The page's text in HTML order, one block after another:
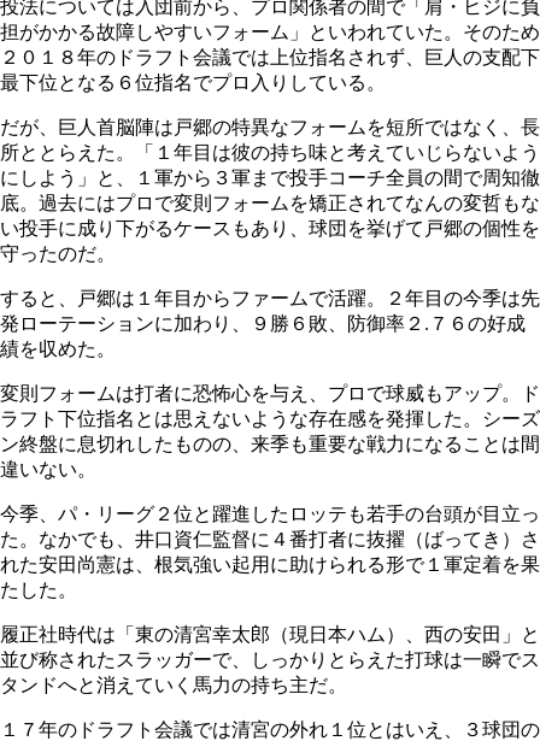
投法については入団前から、プロ関係者の間で「肩・ヒジに負
担がかかる故障しやすいフォーム」といわれていた。そのため
２０１８年のドラフト会議では上位指名されず、巨人の支配下
最下位となる６位指名でプロ入りしている。
だが、巨人首脳陣は戸郷の特異なフォームを短所ではなく、長
所ととらえた。「１年目は彼の持ち味と考えていじらないよう
にしよう」と、１軍から３軍まで投手コーチ全員の間で周知徹
底。過去にはプロで変則フォームを矯正されてなんの変哲もな
い投手に成り下がるケースもあり、球団を挙げて戸郷の個性を
守ったのだ。
すると、戸郷は１年目からファームで活躍。２年目の今季は先
発ローテーションに加わり、９勝６敗、防御率２.７６の好成
績を収めた。
変則フォームは打者に恐怖心を与え、プロで球威もアップ。ド
ラフト下位指名とは思えないような存在感を発揮した。シーズ
ン終盤に息切れしたものの、来季も重要な戦力になることは間
違いない。
今季、パ・リーグ２位と躍進したロッテも若手の台頭が目立っ
た。なかでも、井口資仁監督に４番打者に抜擢（ばってき）さ
れた安田尚憲は、根気強い起用に助けられる形で１軍定着を果
たした。
履正社時代は「東の清宮幸太郎（現日本ハム）、西の安田」と
並び称されたスラッガーで、しっかりとらえた打球は一瞬でス
タンドへと消えていく馬力の持ち主だ。
１７年のドラフト会議では清宮の外れ１位とはいえ、３球団の